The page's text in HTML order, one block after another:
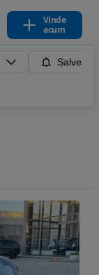
Vinde
acum